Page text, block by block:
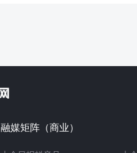
融媒矩阵（商业）